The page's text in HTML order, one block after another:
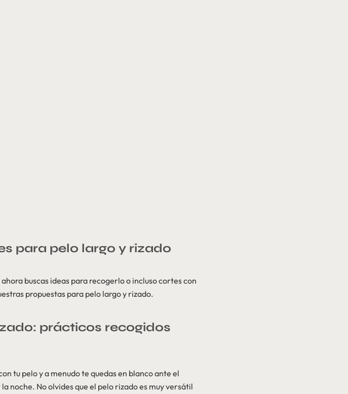
para pelo largo y rizado
buscas ideas para recogerlo o incluso cortes con
propuestas para pelo largo y rizado.
prácticos recogidos
tu pelo y a menudo te quedas en blanco ante el
noche. No olvides que el pelo rizado es muy versátil